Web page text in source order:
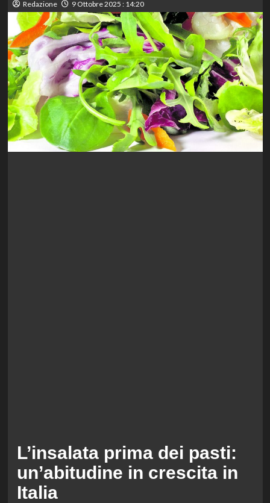
Redazione 9 Ottobre 2025 : 14:20
L’insalata prima dei pasti:
un’abitudine in crescita in
Italia